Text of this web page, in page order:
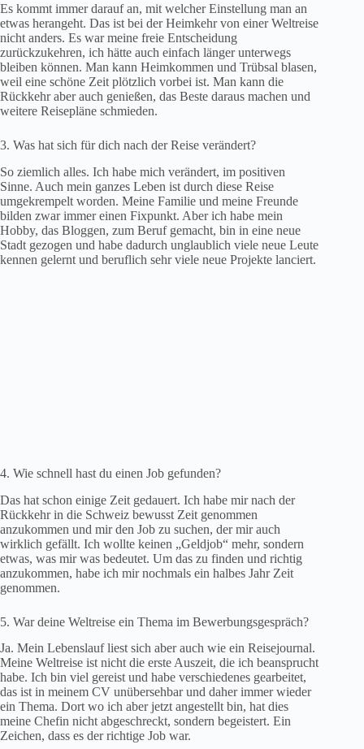
Es kommt immer darauf an, mit welcher Einstellung man an
etwas herangeht. Das ist bei der Heimkehr von einer Weltreise
nicht anders. Es war meine freie Entscheidung
zurückzukehren, ich hätte auch einfach länger unterwegs
bleiben können. Man kann Heimkommen und Trübsal blasen,
weil eine schöne Zeit plötzlich vorbei ist. Man kann die
Rückkehr aber auch genießen, das Beste daraus machen und
weitere Reisepläne schmieden.
3. Was hat sich für dich nach der Reise verändert?
So ziemlich alles. Ich habe mich verändert, im positiven
Sinne. Auch mein ganzes Leben ist durch diese Reise
umgekrempelt worden. Meine Familie und meine Freunde
bilden zwar immer einen Fixpunkt. Aber ich habe mein
Hobby, das Bloggen, zum Beruf gemacht, bin in eine neue
Stadt gezogen und habe dadurch unglaublich viele neue Leute
kennen gelernt und beruflich sehr viele neue Projekte lanciert.
4. Wie schnell hast du einen Job gefunden?
Das hat schon einige Zeit gedauert. Ich habe mir nach der
Rückkehr in die Schweiz bewusst Zeit genommen
anzukommen und mir den Job zu suchen, der mir auch
wirklich gefällt. Ich wollte keinen „Geldjob“ mehr, sondern
etwas, was mir was bedeutet. Um das zu finden und richtig
anzukommen, habe ich mir nochmals ein halbes Jahr Zeit
genommen.
5. War deine Weltreise ein Thema im Bewerbungsgespräch?
Ja. Mein Lebenslauf liest sich aber auch wie ein Reisejournal.
Meine Weltreise ist nicht die erste Auszeit, die ich beansprucht
habe. Ich bin viel gereist und habe verschiedenes gearbeitet,
das ist in meinem CV unübersehbar und daher immer wieder
ein Thema. Dort wo ich aber jetzt angestellt bin, hat dies
meine Chefin nicht abgeschreckt, sondern begeistert. Ein
Zeichen, dass es der richtige Job war.